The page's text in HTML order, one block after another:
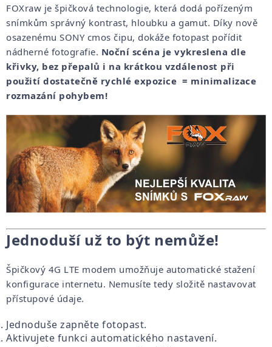
FOXraw je špičková technologie, která dodá pořízeným
snímkům správný kontrast, hloubku a gamut. Díky nově
osazenému SONY cmos čipu, dokáže fotopast pořídit
nádherné fotografie. Noční scéna je vykreslena dle
křivky, bez přepalů i na krátkou vzdálenost při
použití dostatečně rychlé expozice = minimalizace
rozmazání pohybem!
Jednoduší už to být nemůže!
Špičkový 4G LTE modem umožňuje automatické stažení
konfigurace internetu. Nemusíte tedy složitě nastavovat
přístupové údaje.
Jednoduše zapněte fotopast.
Aktivujete funkci automatického nastavení.